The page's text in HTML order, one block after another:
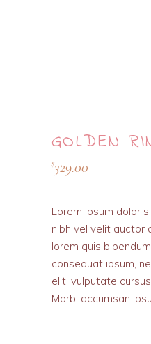
GOLDEN
$329.00
Lorem ipsum dolor
nibh vel velit auctor
lorem quis
consequat ipsum,
elit. vulputate
Morbi accumsan